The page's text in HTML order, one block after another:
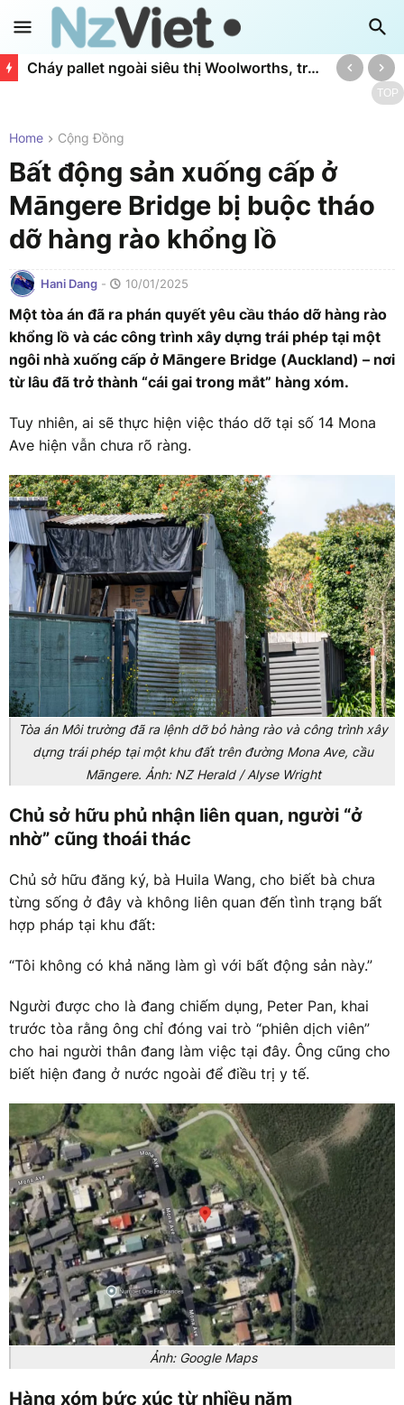
Cháy pallet ngoài siêu thị Woolworths, trung tâm thương mại LynnMall phải sơ tán
TOP
Home Cộng Đồng
Bất động sản xuống cấp ở
Māngere Bridge bị buộc tháo
dỡ hàng rào khổng lồ
Hani Dang - 10/01/2025
Một tòa án đã ra phán quyết yêu cầu tháo dỡ hàng rào
khổng lồ và các công trình xây dựng trái phép tại một
ngôi nhà xuống cấp ở Māngere Bridge (Auckland) – nơi
từ lâu đã trở thành “cái gai trong mắt” hàng xóm.
Tuy nhiên, ai sẽ thực hiện việc tháo dỡ tại số 14 Mona
Ave hiện vẫn chưa rõ ràng.
Tòa án Môi trường đã ra lệnh dỡ bỏ hàng rào và công trình xây
dựng trái phép tại một khu đất trên đường Mona Ave, cầu
Māngere. Ảnh: NZ Herald / Alyse Wright
Chủ sở hữu phủ nhận liên quan, người “ở
nhờ” cũng thoái thác
Chủ sở hữu đăng ký, bà Huila Wang, cho biết bà chưa
từng sống ở đây và không liên quan đến tình trạng bất
hợp pháp tại khu đất:
“Tôi không có khả năng làm gì với bất động sản này.”
Người được cho là đang chiếm dụng, Peter Pan, khai
trước tòa rằng ông chỉ đóng vai trò “phiên dịch viên”
cho hai người thân đang làm việc tại đây. Ông cũng cho
biết hiện đang ở nước ngoài để điều trị y tế.
Ảnh: Google Maps
Hàng xóm bức xúc từ nhiều năm